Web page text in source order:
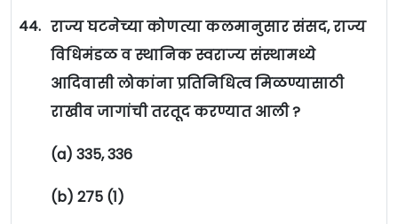
44. राज्य घटनेच्या कोणत्या कलमानुसार संसद, राज्य
विधिमंडळ व स्थानिक स्वराज्य संस्थामध्ये
आदिवासी लोकांना प्रतिनिधित्व मिळण्यासाठी
राखीव जागांची तरतूद करण्यात आली ?
(a) 335, 336
(b) 275 (1)